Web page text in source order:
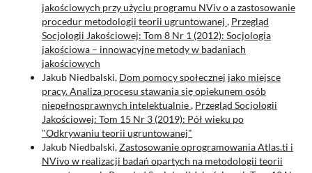
jakościowych przy użyciu programu NViv o a zastosowanie
procedur metodologii teorii ugruntowanej , Przegląd
Socjologii Jakościowej: Tom 8 Nr 1 (2012): Socjologia
jakościowa – innowacyjne metody w badaniach
jakościowych
Jakub Niedbalski, Dom pomocy społecznej jako miejsce
pracy. Analiza procesu stawania się opiekunem osób
niepełnosprawnych intelektualnie, Przegląd Socjologii
Jakościowej: Tom 15 Nr 3 (2019): Pół wieku po
"Odkrywaniu teorii ugruntowanej"
Jakub Niedbalski,Zastosowanie oprogramowania Atlas.ti i
NVivo w realizacji badań opartych na metodologii teorii